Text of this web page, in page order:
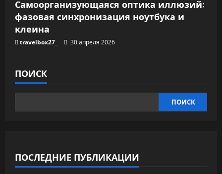
Самоорганизующаяся оптика иллюзий:
фазовая синхронизация ноутбука и
клеина
travelbox27_ 30 апреля 2026
ПОИСК
ПОИСК
ПОСЛЕДНИЕ ПУБЛИКАЦИИ